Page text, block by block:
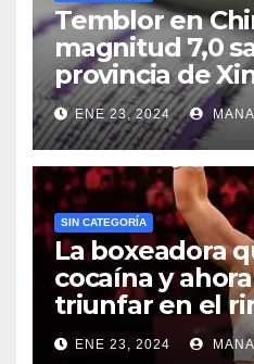
Temblor en
magnitud 7,0
provincia de
ENE 23, 2024
SIN CATEGORÍA
La boxeadora
cocaína y
triunfar en el
ENE 23, 2024